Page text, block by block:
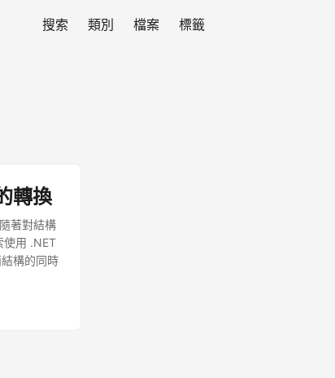
搜索 類別 檔案 標籤
轉換
著對結構
使用 .NET
構的同時